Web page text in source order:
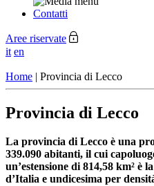
Contatti
Aree riservate
it en
Home | Provincia di Lecco
Provincia di Lecco
La provincia di Lecco è una
339.090 abitanti, il cui
un’estensione di 814,58 km² è
d’Italia e undicesima per